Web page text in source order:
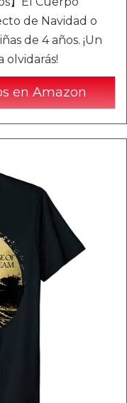
de Navidad o
de 4 años. ¡Un
en Amazon